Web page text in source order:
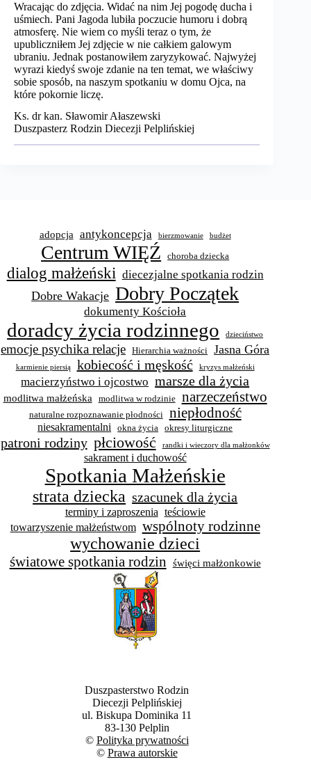
Wracając do zdjęcia. Widać na nim Jej pogodę ducha i
uśmiech. Pani Jagoda lubiła poczucie humoru i dobrą
atmosferę. Nie wiem co myśli teraz o tym, że
upubliczniłem Jej zdjęcie w nie całkiem galowym
ubraniu. Jednak postanowiłem zaryzykować. Najwyżej
wyrazi kiedyś swoje zdanie na ten temat, we właściwy
sobie sposób, na naszym spotkaniu w domu Ojca, na
które pokornie liczę.
Ks. dr kan. Sławomir Ałaszewski
Duszpasterz Rodzin Diecezji Pelplińskiej
adopcja antykoncepcja bierzmowanie budżet
Centrum WIĘŹ choroba dziecka
dialog małżeński diecezjalne spotkania rodzin
Dobre Wakacje Dobry Początek
dokumenty Kościoła
doradcy życia rodzinnego dzieciństwo
emocje psychika relacje Hierarchia ważności Jasna Góra
karmienie piersią kobiecość i męskość kryzys małżeński
macierzyństwo i ojcostwo marsze dla życia
modlitwa małżeńska modlitwa w rodzinie narzeczeństwo
naturalne rozpoznawanie płodności niepłodność
niesakramentalni okna życia okresy liturgiczne
patroni rodziny płciowość randki i wieczory dla małżonków
sakrament i duchowość
Spotkania Małżeńskie
strata dziecka szacunek dla życia
terminy i zaproszenia teściowie
towarzyszenie małżeństwom wspólnoty rodzinne
wychowanie dzieci
światowe spotkania rodzin święci małżonkowie
Duszpasterstwo Rodzin
Diecezji Pelplińskiej
ul. Biskupa Dominika 11
83-130 Pelplin
© Polityka prywatności
© Prawa autorskie